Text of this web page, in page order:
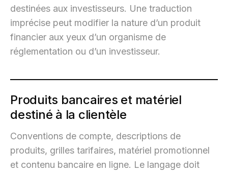
destinées aux investisseurs. Une traduction
imprécise peut modifier la nature d’un produit
financier aux yeux d’un organisme de
réglementation ou d’un investisseur.
Produits bancaires et matériel
destiné à la clientèle
Conventions de compte, descriptions de
produits, grilles tarifaires, matériel promotionnel
et contenu bancaire en ligne. Le langage doit